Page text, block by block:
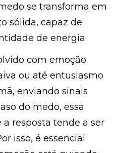
se transforma em
sólida, capaz de
de energia.
com emoção
ou até entusiasmo
enviando sinais
do medo, essa
resposta tende a ser
isso, é essencial